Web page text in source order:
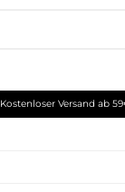
Kostenloser Versand ab